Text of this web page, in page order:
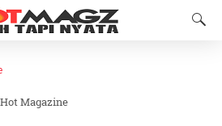
Hot Magazine